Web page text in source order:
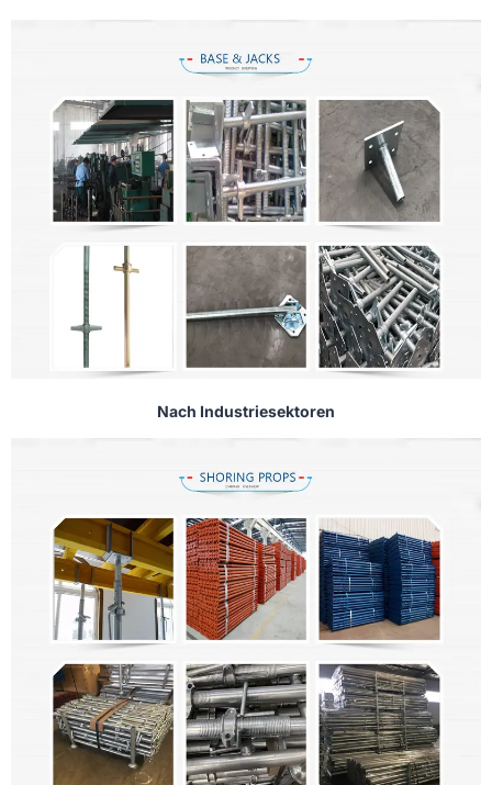
Nach Industriesektoren